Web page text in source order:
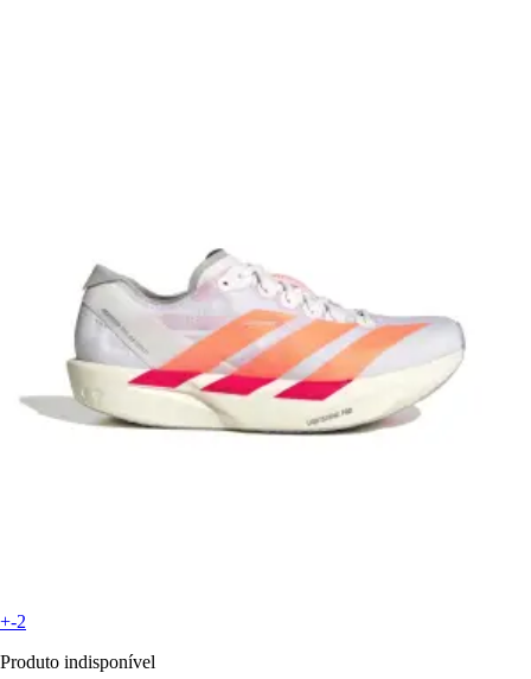
+-2
Produto indisponível